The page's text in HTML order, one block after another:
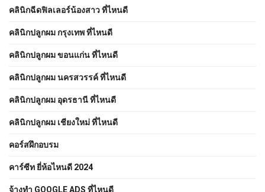
คลินิกฉีดฟิลเลอร์น้องสาว ที่ไหนดี
คลินิกปลูกผม กรุงเทพ ที่ไหนดี
คลินิกปลูกผม ขอนแก่น ที่ไหนดี
คลินิกปลูกผม นครสวรรค์ ที่ไหนดี
คลินิกปลูกผม อุดรธานี ที่ไหนดี
คลินิกปลูกผม เชียงใหม่ ที่ไหนดี
คอร์สฝึกอบรม
คาร์ซีท ยี่ห้อไหนดี 2024